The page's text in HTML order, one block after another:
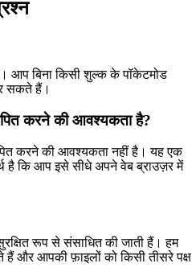
आप बिना किसी शुल्क के पॉकेटमोड
सकते हैं।
करने की आवश्यकता है?
करने की आवश्यकता नहीं है। यह एक
है कि आप इसे सीधे अपने वेब ब्राउज़र में
रूप से संसाधित की जाती हैं। हम
हैं और आपकी फ़ाइलों को किसी तीसरे पक्ष